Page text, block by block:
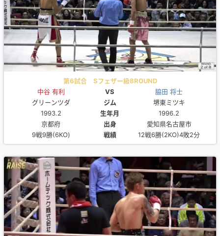
第6試合 Sフェザー級8ROUND
中谷 有利
VS
脇田 将士
グリーンツダ
ジム
堺東ミツキ
1993.2
生年月
1996.2
京都府
出身
愛知県名古屋市
9戦9勝(6KO)
戦績 12戦6勝(2KO)4敗2分